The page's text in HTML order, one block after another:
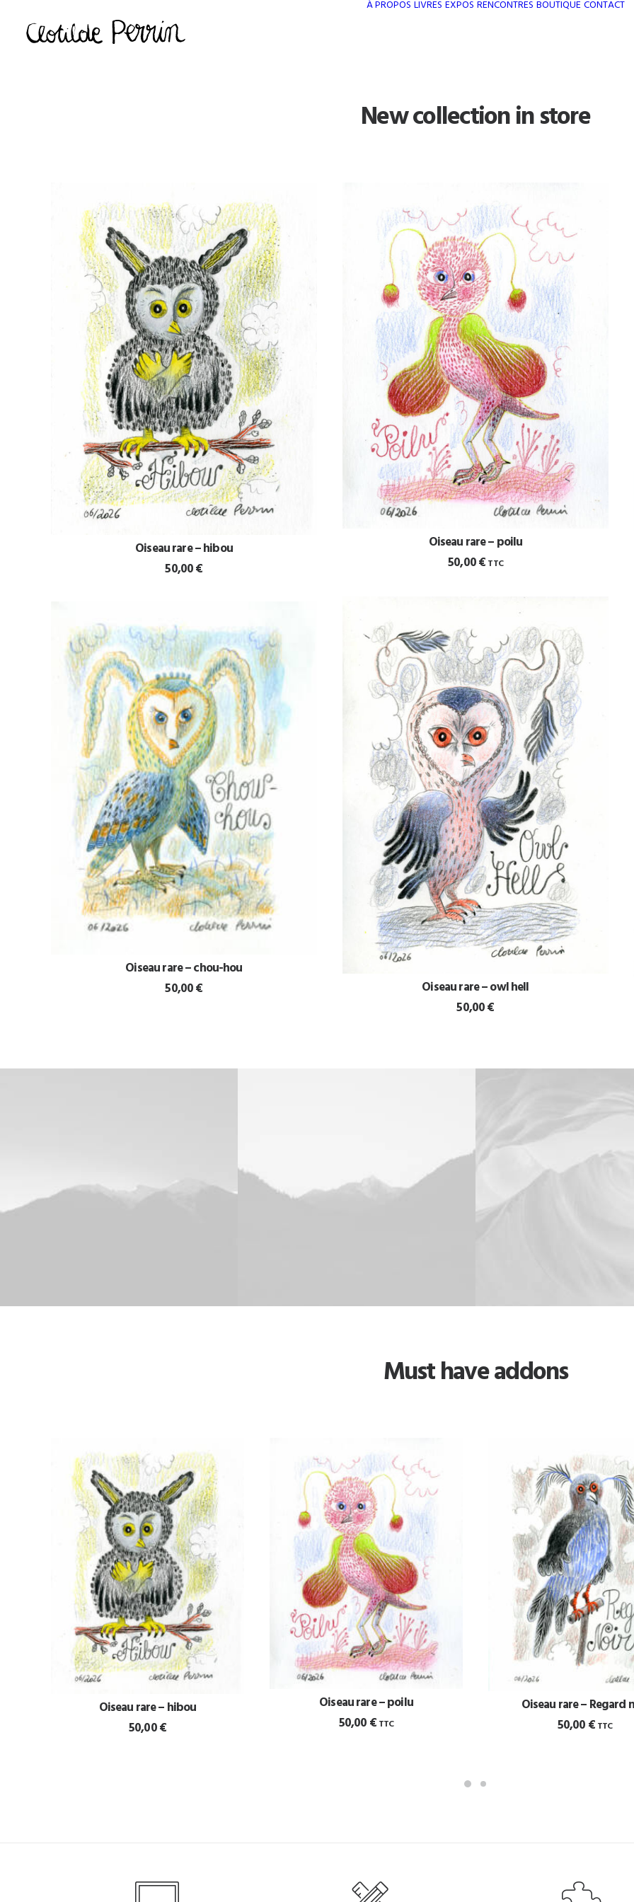
À PROPOS LIVRES EXPOS RENCONTRES BOUTIQUE CONTACT
New collection in store
AJOUTER AU PANIER
Oiseau rare – hibou
50,00€
AJOUTER AU PANIER
Oiseau rare – poilu
50,00€ TTC
AJOUTER AU PANIER
Oiseau rare – owl hell
50,00€
AJOUTER AU PANIER
Oiseau rare – chou-hou
50,00€
Must have addons
AJOUTER AU PANIER
Oiseau rare – hibou
50,00€
AJOUTER AU PANIER
Oiseau rare – poilu
50,00 € TTC
AJOUTER AU PANIER
Oiseau rare – Regard
50,00 € TTC